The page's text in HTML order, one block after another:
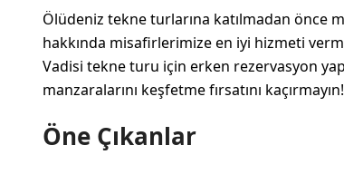
Ölüdeniz tekne turlarına katılmadan önce
hakkında misafirlerimize en iyi hizmeti
Vadisi tekne turu için erken rezervasyon
manzaralarını keşfetme fırsatını kaçırmayın!
Öne Çıkanlar